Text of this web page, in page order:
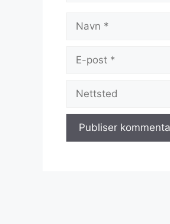
Navn
Nettsted